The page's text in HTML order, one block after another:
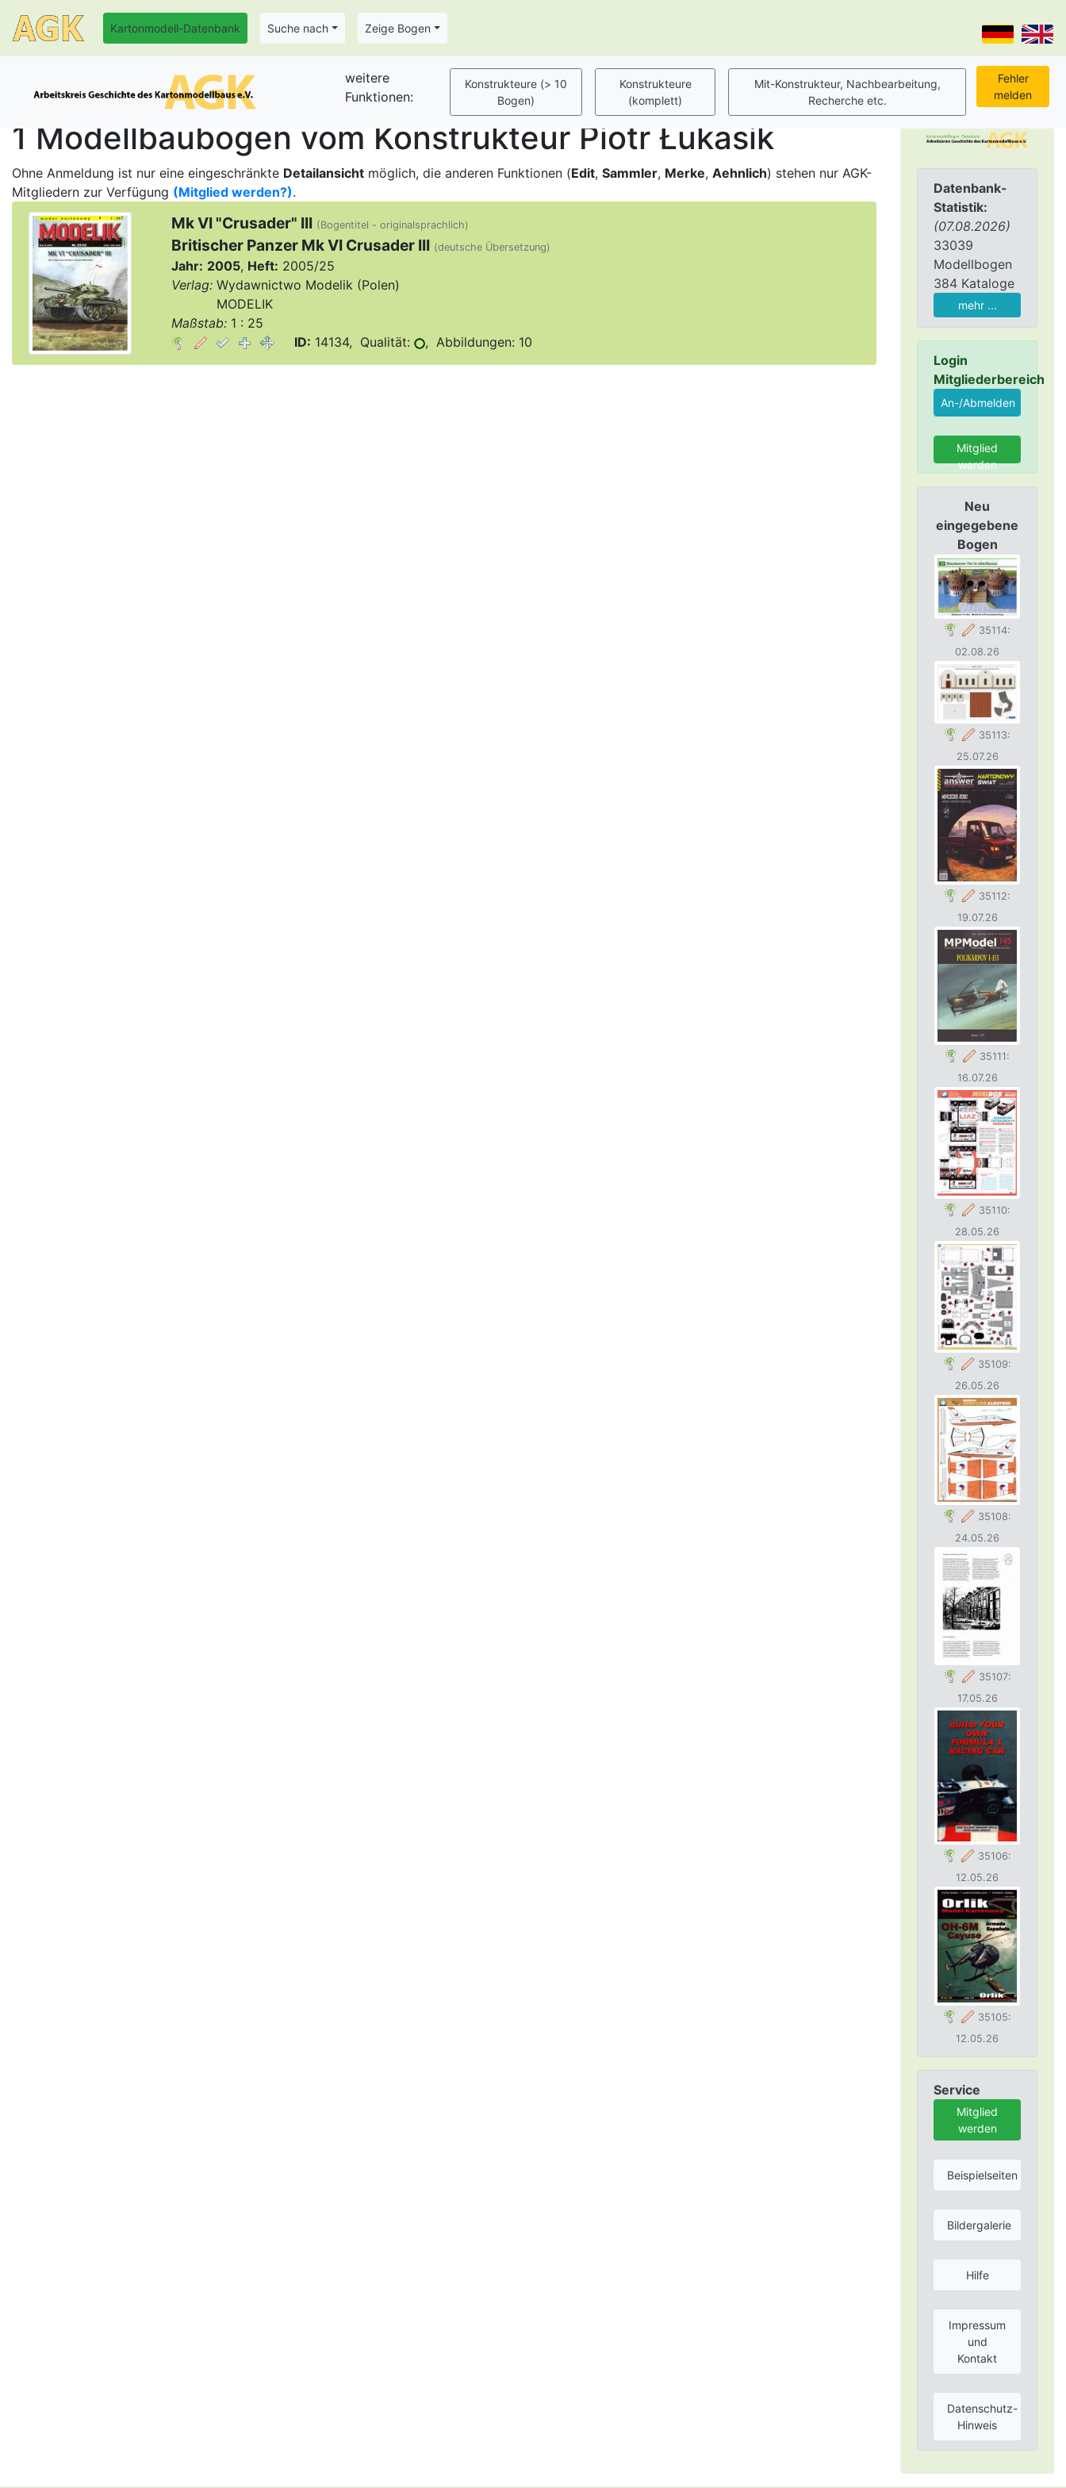
Kartonmodell-Datenbank Suche nach Zeige Bogen
Datenbank-
Statistik:
(07.08.2026)
33039
Modellbogen
384 Kataloge
mehr ...
Login
Mitgliederbereich
Mitglied
werden
Neu
eingegebene
Bogen
35114:
02.08.26
35113:
25.07.26
35112:
19.07.26
35111:
16.07.26
35110:
28.05.26
35109:
26.05.26
35108:
24.05.26
35107:
17.05.26
35106:
12.05.26
35105:
12.05.26
Service
Mitglied
werden
Beispielseiten
Bildergalerie
Hilfe
Impressum
und
Kontakt
Datenschutz-
Hinweis
weitere
Funktionen:
1 Modellbaubogen vom Konstrukteur Piotr Łukasik
Ohne Anmeldung ist nur eine eingeschränkte Detailansicht möglich, die anderen Funktionen (Edit, Sammler, Merke, Aehnlich) stehen nur AGK-
Mitgliedern zur Verfügung (Mitglied werden?).
Mk VI "Crusader" III (Bogentitel - originalsprachlich)
Britischer Panzer Mk VI Crusader III (deutsche Übersetzung)
Jahr: 2005, Heft: 2005/25
Verlag:Wydawnictwo Modelik (Polen)
MODELIK
Maßstab:1 : 25
ID: 14134, Qualität: , Abbildungen: 10